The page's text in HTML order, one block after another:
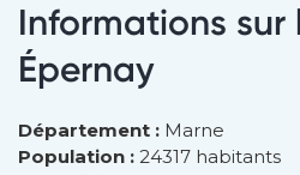
Informations sur
Épernay
Département : Marne
Population : 24317 habitants